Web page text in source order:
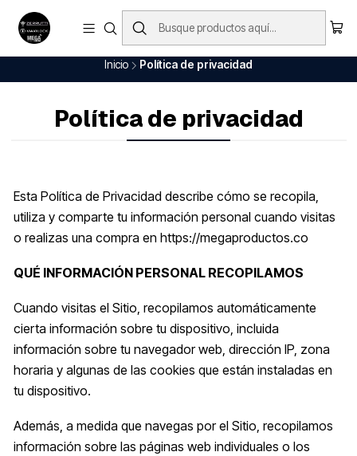
Envío Gratis en nuestros productos (Aplica para ciudades principales)
Ver Todo
Inicio Política de privacidad
Política de privacidad
Esta Política de Privacidad describe cómo se recopila,
utiliza y comparte tu información personal cuando visitas
o realizas una compra en https://megaproductos.co
QUÉ INFORMACIÓN PERSONAL RECOPILAMOS
Cuando visitas el Sitio, recopilamos automáticamente
cierta información sobre tu dispositivo, incluida
información sobre tu navegador web, dirección IP, zona
horaria y algunas de las cookies que están instaladas en
tu dispositivo.
Además, a medida que navegas por el Sitio, recopilamos
información sobre las páginas web individuales o los